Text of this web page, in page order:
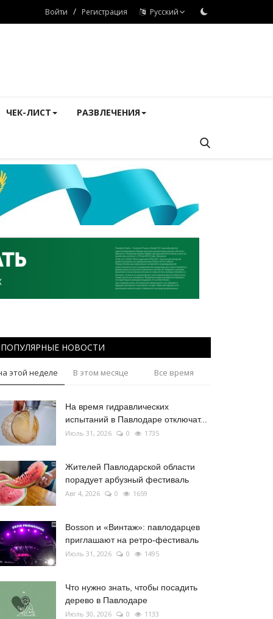
Войти / Регистрация Русский
ЧЕК-ЛИСТ РАЗВЛЕЧЕНИЯ
ПОПУЛЯРНЫЕ НОВОСТИ
этой неделе В этом месяце Все время
На время гидравлических
испытаний в Павлодаре отключат...
Июль 31, 2026 0 1735
Жителей Павлодарской области
порадует арбузный фестиваль
Авг 4, 2026 0 1659
Bosson и «Винтаж»: павлодарцев
приглашают на ретро-фестиваль
Июль 31, 2026 0 1495
Что нужно знать, чтобы посадить
дерево в Павлодаре
Июль 30, 2026 0 1133